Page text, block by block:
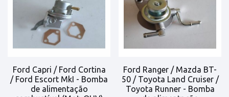
Ford Capri / Ford Cortina
/ Ford Escort MkI - Bomba
de alimentação
Ford Ranger / Mazda BT-
50 / Toyota Land Cruiser /
Toyota Runner - Bomba